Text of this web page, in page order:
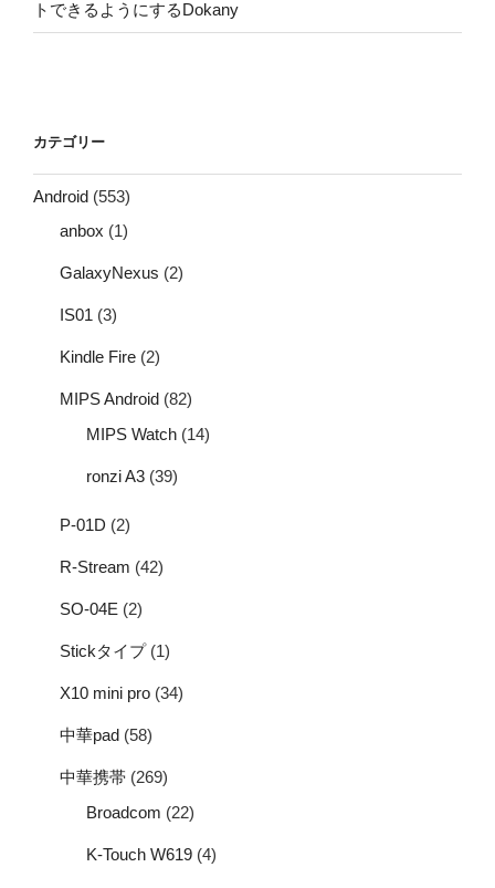
トできるようにするDokany
カテゴリー
Android (553)
anbox (1)
GalaxyNexus (2)
IS01 (3)
Kindle Fire (2)
MIPS Android (82)
MIPS Watch (14)
ronzi A3 (39)
P-01D (2)
R-Stream (42)
SO-04E (2)
Stickタイプ(1)
X10 mini pro (34)
中華pad (58)
中華携帯 (269)
Broadcom (22)
K-Touch W619 (4)